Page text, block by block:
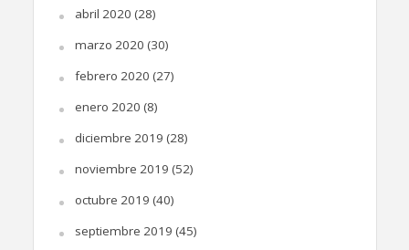
abril 2020 (28)
marzo 2020 (30)
febrero 2020 (27)
enero 2020 (8)
diciembre 2019 (28)
noviembre 2019 (52)
octubre 2019 (40)
septiembre 2019 (45)